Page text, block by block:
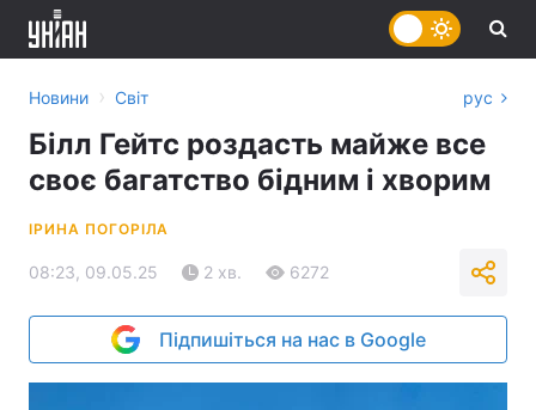
Новини › Світ рус
Білл Гейтс роздасть майже все
своє багатство бідним і хворим
ІРИНА ПОГОРІЛА
08:23, 09.05.25 2 хв. 6272
Підпишіться на нас в Google